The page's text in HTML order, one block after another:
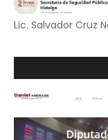
Lic. Salvador Cruz